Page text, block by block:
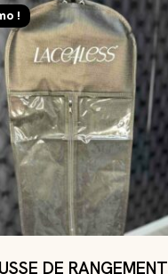
!
DE RANGEMENT